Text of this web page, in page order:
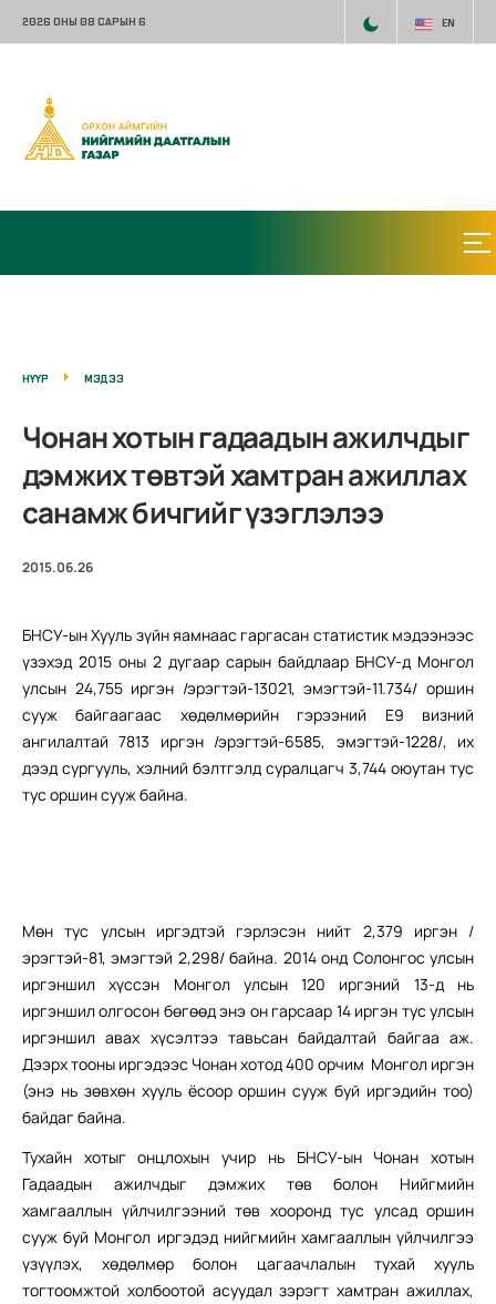
2026 ОНЫ 08 САРЫН 6 EN
НҮҮР МЭДЭЭ
Чонан хотын гадаадын ажилчдыг
дэмжих төвтэй хамтран ажиллах
санамж бичгийг үзэглэлээ
2015.06.26
БНСУ-ын Хууль зүйн яамнаас гаргасан статистик мэдээнээс
үзэхэд 2015 оны 2 дугаар сарын байдлаар БНСУ-д Монгол
улсын 24,755 иргэн /эрэгтэй-13021, эмэгтэй-11.734/ оршин
сууж байгаагаас хөдөлмөрийн гэрээний E9 визний
ангилалтай 7813 иргэн /эрэгтэй-6585, эмэгтэй-1228/, их
дээд сургууль, хэлний бэлтгэлд суралцагч 3,744 оюутан тус
тус оршин сууж байна.
Мөн тус улсын иргэдтэй гэрлэсэн нийт 2,379 иргэн /
эрэгтэй-81, эмэгтэй 2,298/ байна. 2014 онд Солонгос улсын
иргэншил хүссэн Монгол улсын 120 иргэний 13-д нь
иргэншил олгосон бөгөөд энэ он гарсаар 14 иргэн тус улсын
иргэншил авах хүсэлтээ тавьсан байдалтай байгаа аж.
Дээрх тооны иргэдээс Чонан хотод 400 орчим Монгол иргэн
(энэ нь зөвхөн хууль ёсоор оршин сууж буй иргэдийн тоо)
байдаг байна.
Тухайн хотыг онцлохын учир нь БНСУ-ын Чонан хотын
Гадаадын ажилчдыг дэмжих төв болон Нийгмийн
хамгааллын үйлчилгээний төв хооронд тус улсад оршин
сууж буй Монгол иргэдэд нийгмийн хамгааллын үйлчилгээ
үзүүлэх, хөдөлмөр болон цагаачлалын тухай хууль
тогтоомжтой холбоотой асуудал зэрэгт хамтран ажиллах,